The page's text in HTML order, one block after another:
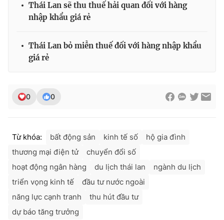
Thái Lan sẽ thu thuế hải quan đối với hàng
nhập khẩu giá rẻ
Thái Lan bỏ miễn thuế đối với hàng nhập khẩu
giá rẻ
0 0
Từ khóa: bất động sản kinh tế số
hộ gia đình
thương mại điện tử
chuyển đổi số
hoạt động ngân hàng
du lịch thái lan
ngành du lịch
triển vọng kinh tế
đầu tư nước ngoài
năng lực cạnh tranh
thu hút đầu tư
dự báo tăng trưởng